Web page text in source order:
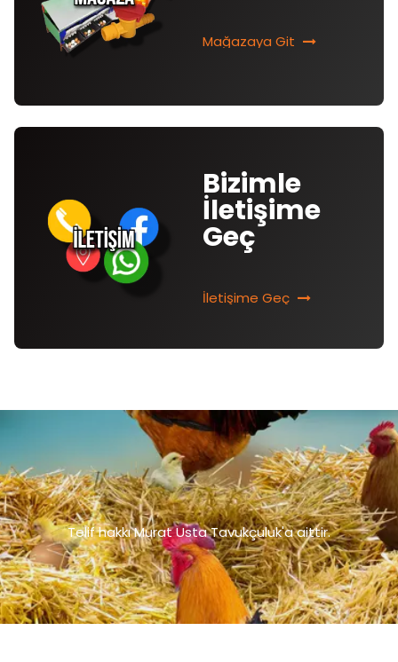
Mağazaya Git
Bizimle
İletişime
Geç
İletişime Geç
Telif hakkı Murat Usta Tavukçuluk'a aittir.